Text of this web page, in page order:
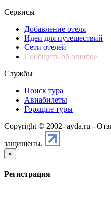
Сервисы
Добавление отеля
Идеи для путешествий
Сети отелей
Сообщить об ошибке
Службы
Поиск тура
Авиабилеты
Горящие туры
Copyright © 2002- ayda.ru -
защищены.
×
Регистрация